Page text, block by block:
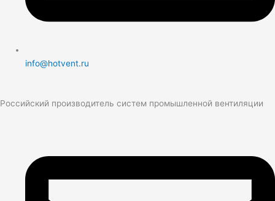
info@hotvent.ru
Российский производитель систем промышленной вентиляции